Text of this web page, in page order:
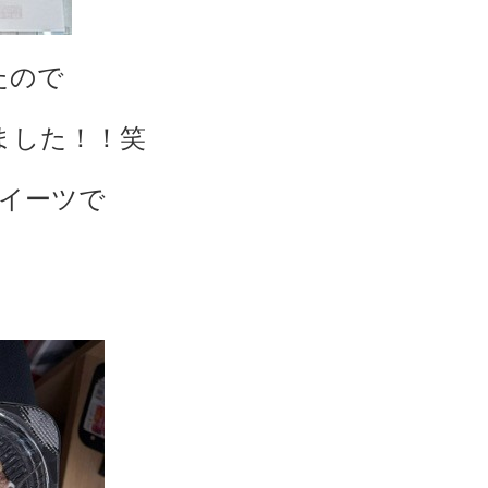
ので
した！！笑
ーツで